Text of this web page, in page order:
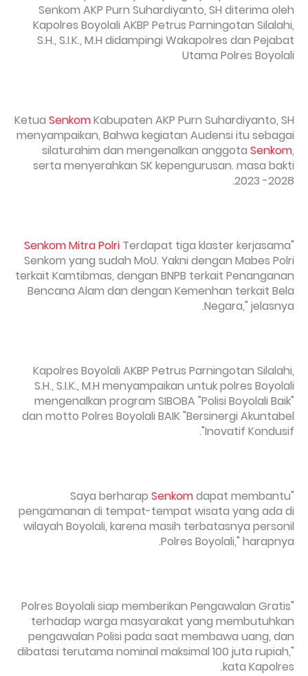
Senkom AKP Purn Suhardiyanto, SH diterima oleh
Kapolres Boyolali AKBP Petrus Parningotan Silalahi,
S.H., S.I.K., M.H didampingi Wakapolres dan Pejabat
Utama Polres Boyolali
Ketua SenkomKabupaten AKP Purn Suhardiyanto, SH
menyampaikan, Bahwa kegiatan Audensi itu sebagai
silaturahim dan mengenalkan anggota Senkom,
serta menyerahkan SK kepengurusan. masa bakti
2023 -2028.
"
Senkom Mitra Polri Terdapat tiga klaster kerjasama
Senkom yang sudah MoU. Yakni dengan Mabes Polri
terkait Kamtibmas, dengan BNPB terkait Penanganan
Bencana Alam dan dengan Kemenhan terkait Bela
Negara," jelasnya.
Kapolres Boyolali AKBP Petrus Parningotan Silalahi,
S.H., S.I.K., M.H menyampaikan untuk polres Boyolali
mengenalkan program SIBOBA "Polisi Boyolali Baik"
dan motto Polres Boyolali BAIK "Bersinergi Akuntabel
Inovatif Kondusif".
"Saya berharap
Senkomdapat membantu
pengamanan di tempat-tempat wisata yang ada di
wilayah Boyolali, karena masih terbatasnya personil
Polres Boyolali," harapnya.
"Polres Boyolali siap memberikan Pengawalan Gratis
terhadap warga masyarakat yang membutuhkan
pengawalan Polisi pada saat membawa uang, dan
dibatasi terutama nominal maksimal 100 juta rupiah,"
kata Kapolres.